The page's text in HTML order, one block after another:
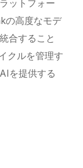
ットフォー
の高度なモデ
合すること
クルを管理す
を提供する